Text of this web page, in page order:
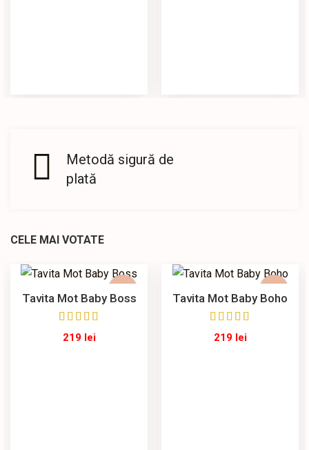
Metodă sigură de
plată
CELE MAI VOTATE
Tavita Mot Baby Boss
219 lei
Tavita Mot Baby Boho
219 lei